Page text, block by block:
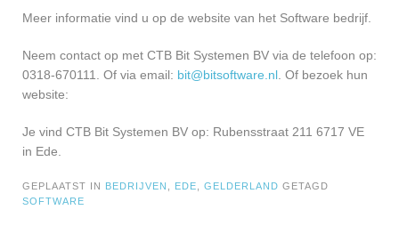
Meer informatie vind u op de website van het Software bedrijf.
Neem contact op met CTB Bit Systemen BV via de telefoon op:
0318-670111. Of via email: bit@bitsoftware.nl. Of bezoek hun
website:
Je vind CTB Bit Systemen BV op: Rubensstraat 211 6717 VE
in Ede.
GEPLAATST IN BEDRIJVEN , EDE, GELDERLAND GETAGD
SOFTWARE